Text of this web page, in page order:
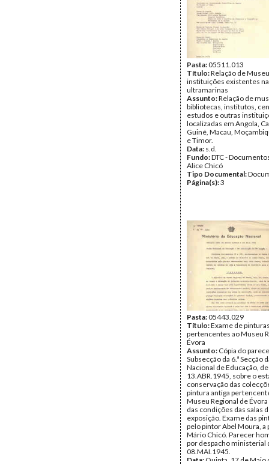
Pasta:05511.013
Título:Relação de
instituições existentes
ultramarinas
Assunto:Relação de
bibliotecas, institutos,
estudos e outras
localizadas em Angola,
Guiné, Macau,
e Timor.
Data: s.d.
Fundo:DTC -
Alice Chicó
Tipo Documental:
Página(s):3
Pasta:05443.029
Título:Exame de
pertencentes ao Museu
Évora
Assunto: Cópia do
Subsecção da 6.ª Secção
Nacional de Educação, de
13.ABR.1945, sobre o
conservação das
pintura antiga
Museu Regional de
das condições das salas
exposição. Exame das
pelo pintor Abel Moura, a
Mário Chicó. Parecer
por despacho ministerial
08.MAI.1945.
Data: Quinta, 17 de Maio